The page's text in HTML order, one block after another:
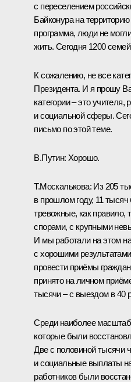
с переселением
Байконура на
программа, люди не
жить. Сегодня 1200
К сожалению, не все
Президента. И я прошу
категории – это
и социальной сферы.
письмо по этой теме.
В.Путин: Хорошо.
Т.Москалькова: Из 205
в прошлом году, 11
тревожные, как
спорами, с крупными
И мы работали на этом
с хорошими
провести приёмы
принято на личном
тысячи – с выездом в 40
Среди наиболее
которые были
Две с половиной тысячи
и социальные выплаты
работников были